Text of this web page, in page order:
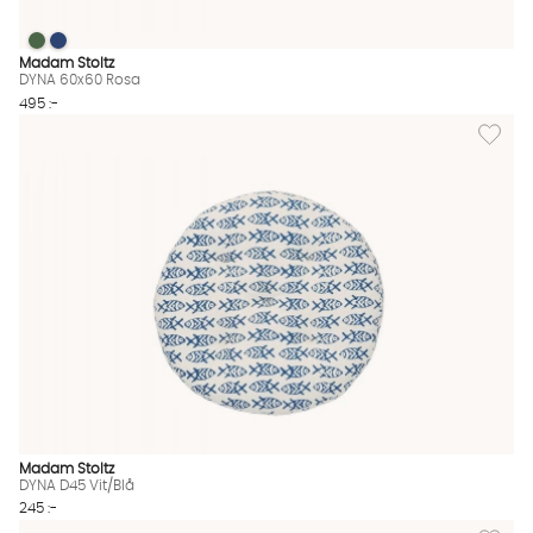
DYNA 60x60 Rosa Finns även i dessa färger:
DYNA 60x60 Rosa
DYNA 60x60 Rosa
Madam Stoltz
DYNA 60x60 Rosa
495 :-
Lägg
Madam Stoltz
DYNA D45 Vit/Blå
245 :-
Lägg